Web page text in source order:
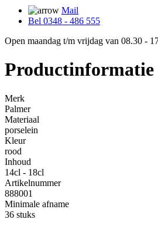
Mail
Bel 0348 - 486 555
Open maandag t/m vrijdag van 08.30 -
Productinformatie
Merk
Palmer
Materiaal
porselein
Kleur
rood
Inhoud
14cl - 18cl
Artikelnummer
888001
Minimale afname
36 stuks